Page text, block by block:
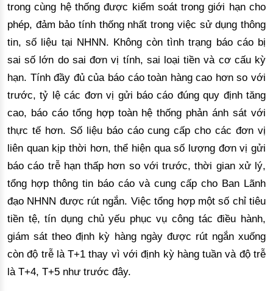
trong cùng hệ thống được kiểm soát trong giới hạn cho
phép, đảm bảo tính thống nhất trong việc sử dụng thông
tin, số liệu tại NHNN. Không còn tình trạng báo cáo bị
sai số lớn do sai đơn vị tính, sai loại tiền và cơ cấu kỳ
hạn. Tính đầy đủ của báo cáo toàn hàng cao hơn so với
trước,
cao, báo cáo tổng hợp toàn hệ thống phản ánh sát với
thực tế hơn. Số liệu báo cáo cung cấp cho các đơn vị
liên quan kịp thời hơn, thể hiện qua số lượng đơn vị gửi
báo cáo trễ hạn thấp hơn so với trước, thời gian xử lý,
tổng hợp thông tin báo cáo và cung cấp cho Ban Lãnh
đạo NHNN được rút ngắn. Việc tổng hợp một số chỉ tiêu
tiền tệ, tín dụng chủ yếu phục vụ công tác điều hành,
giám sát theo định kỳ hàng ngày được rút ngắn xuống
còn độ trễ là T+1 thay vì với định kỳ hàng tuần và độ trễ
là T+4, T+5 như trước đây.